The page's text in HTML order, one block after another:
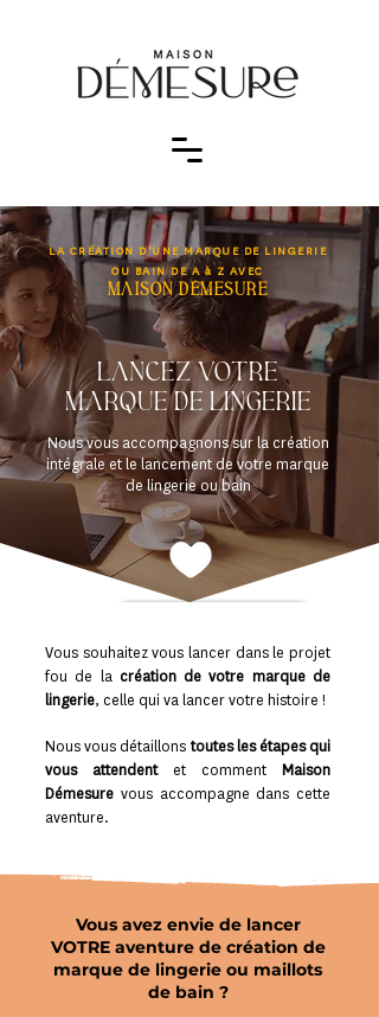
LA CRÉATION D'UNE MARQUE DE LINGERIE
OU BAIN DE A à Z AVEC
maison démesure
Lancez votre
marque de lingerie
Nous vous accompagnons sur la création
intégrale et le lancement de votre marque
de lingerie ou bain
Vous souhaitez vous lancer dans le projet
fou de la création de votre marque de
lingerie, celle qui va lancer votre histoire !
Nous vous détaillons toutes les étapes qui
vous attendentet comment Maison
Démesure vous accompagne dans cette
aventure.
Vous avez envie de lancer
VOTRE aventure de création de
marque de lingerie ou maillots
de bain ?